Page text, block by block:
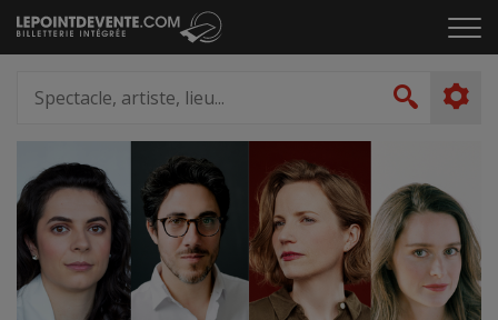
Passer
au
le
artiste,
lieu...